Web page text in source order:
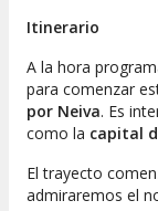
Itinerario
A la hora
para comenzar
por Neiva. Es
como la capital
El trayecto
admiraremos el